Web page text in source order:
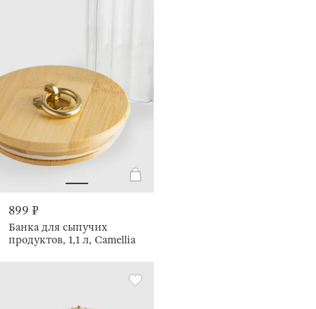
899 ₽
Банка для сыпучих
продуктов, 1,1 л, Camellia